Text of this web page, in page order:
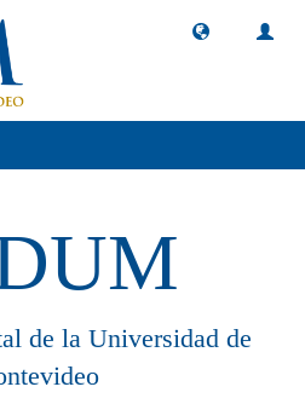
de la Universidad de